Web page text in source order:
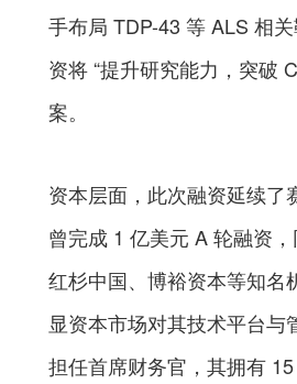
手布局 TDP-43 等 ALS 相
资将 “提升研究能力，突破
案。
资本层面，此次融资延续了
曾完成 1 亿美元 A 轮融资
红杉中国、博裕资本等知名
显资本市场对其技术平台
担任首席财务官，其拥有